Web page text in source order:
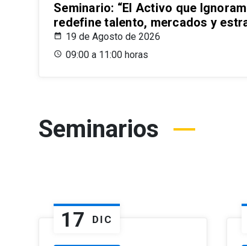
Seminario: “El Activo que
redefine talento, mercados y
19 de Agosto de 2026
09:00 a 11:00 horas
Seminarios
17 DIC